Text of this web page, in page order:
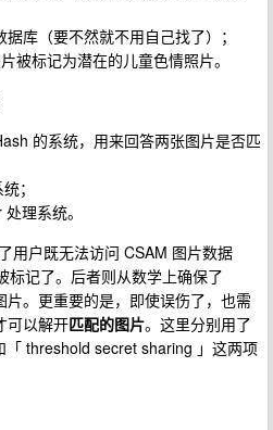
库（要不然就不用自己找了）；
被标记为潜在的儿童色情照片。
的系统，用来回答两张图片是否匹
；
理系统。
用户既无法访问 CSAM 图片数据
标记了。后者则从数学上确保了
。更重要的是，即使误伤了，也需
可以解开匹配的图片。这里分别用了
「 threshold secret sharing 」这两项